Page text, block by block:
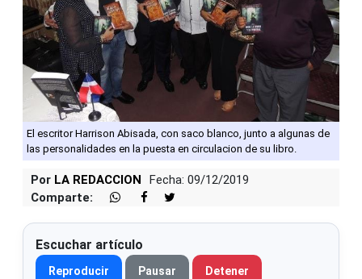
El escritor Harrison Abisada, con saco blanco, junto a algunas de
las personalidades en la puesta en circulacion de su libro.
Por LA REDACCION
Fecha: 09/12/2019
Comparte:
Escuchar artículo
Reproducir Pausar Detener